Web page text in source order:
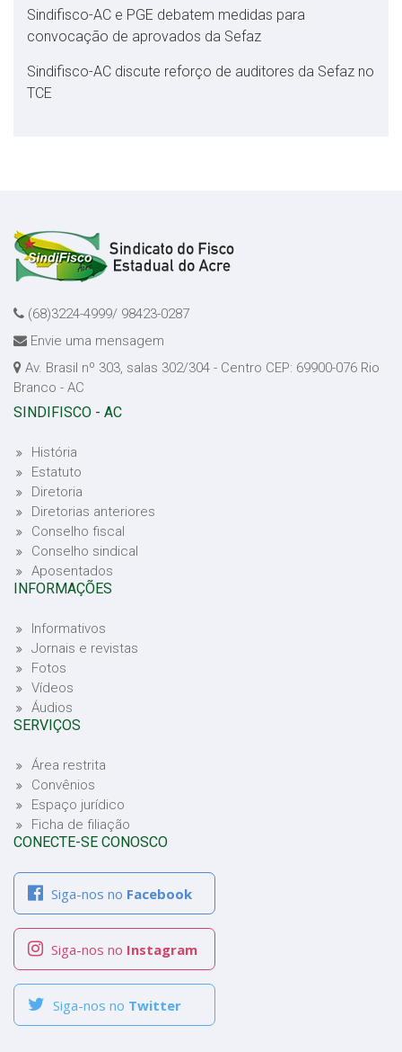
Sindifisco-AC e PGE debatem medidas para
convocação de aprovados da Sefaz
Sindifisco-AC discute reforço de auditores da Sefaz no
TCE
(68)3224-4999/ 98423-0287
Envie uma mensagem
Av. Brasil nº 303, salas 302/304 - Centro CEP: 69900-076 Rio
Branco - AC
SINDIFISCO - AC
História
Estatuto
Diretoria
Diretorias anteriores
Conselho fiscal
Conselho sindical
Aposentados
INFORMAÇÕES
Informativos
Jornais e revistas
Fotos
Vídeos
Áudios
SERVIÇOS
Área restrita
Convênios
Espaço jurídico
Ficha de filiação
CONECTE-SE CONOSCO
Siga-nos no Facebook
Siga-nos no Instagram
Siga-nos no Twitter